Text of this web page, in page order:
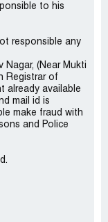
to his
responsible any
Nagar, (Near Mukti
Registrar of
already available
mail id is
make fraud with
and Police